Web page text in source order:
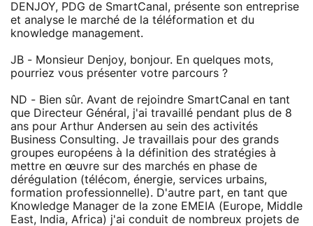
DENJOY, PDG de SmartCanal, présente son entreprise
et analyse le marché de la téléformation et du
knowledge management.
JB - Monsieur Denjoy, bonjour. En quelques mots,
pourriez vous présenter votre parcours ?
ND - Bien sûr. Avant de rejoindre SmartCanal en tant
que Directeur Général, j'ai travaillé pendant plus de 8
ans pour Arthur Andersen au sein des activités
Business Consulting. Je travaillais pour des grands
groupes européens à la définition des stratégies à
mettre en œuvre sur des marchés en phase de
dérégulation (télécom, énergie, services urbains,
formation professionnelle). D'autre part, en tant que
Knowledge Manager de la zone EMEIA (Europe, Middle
East, India, Africa) j'ai conduit de nombreux projets de